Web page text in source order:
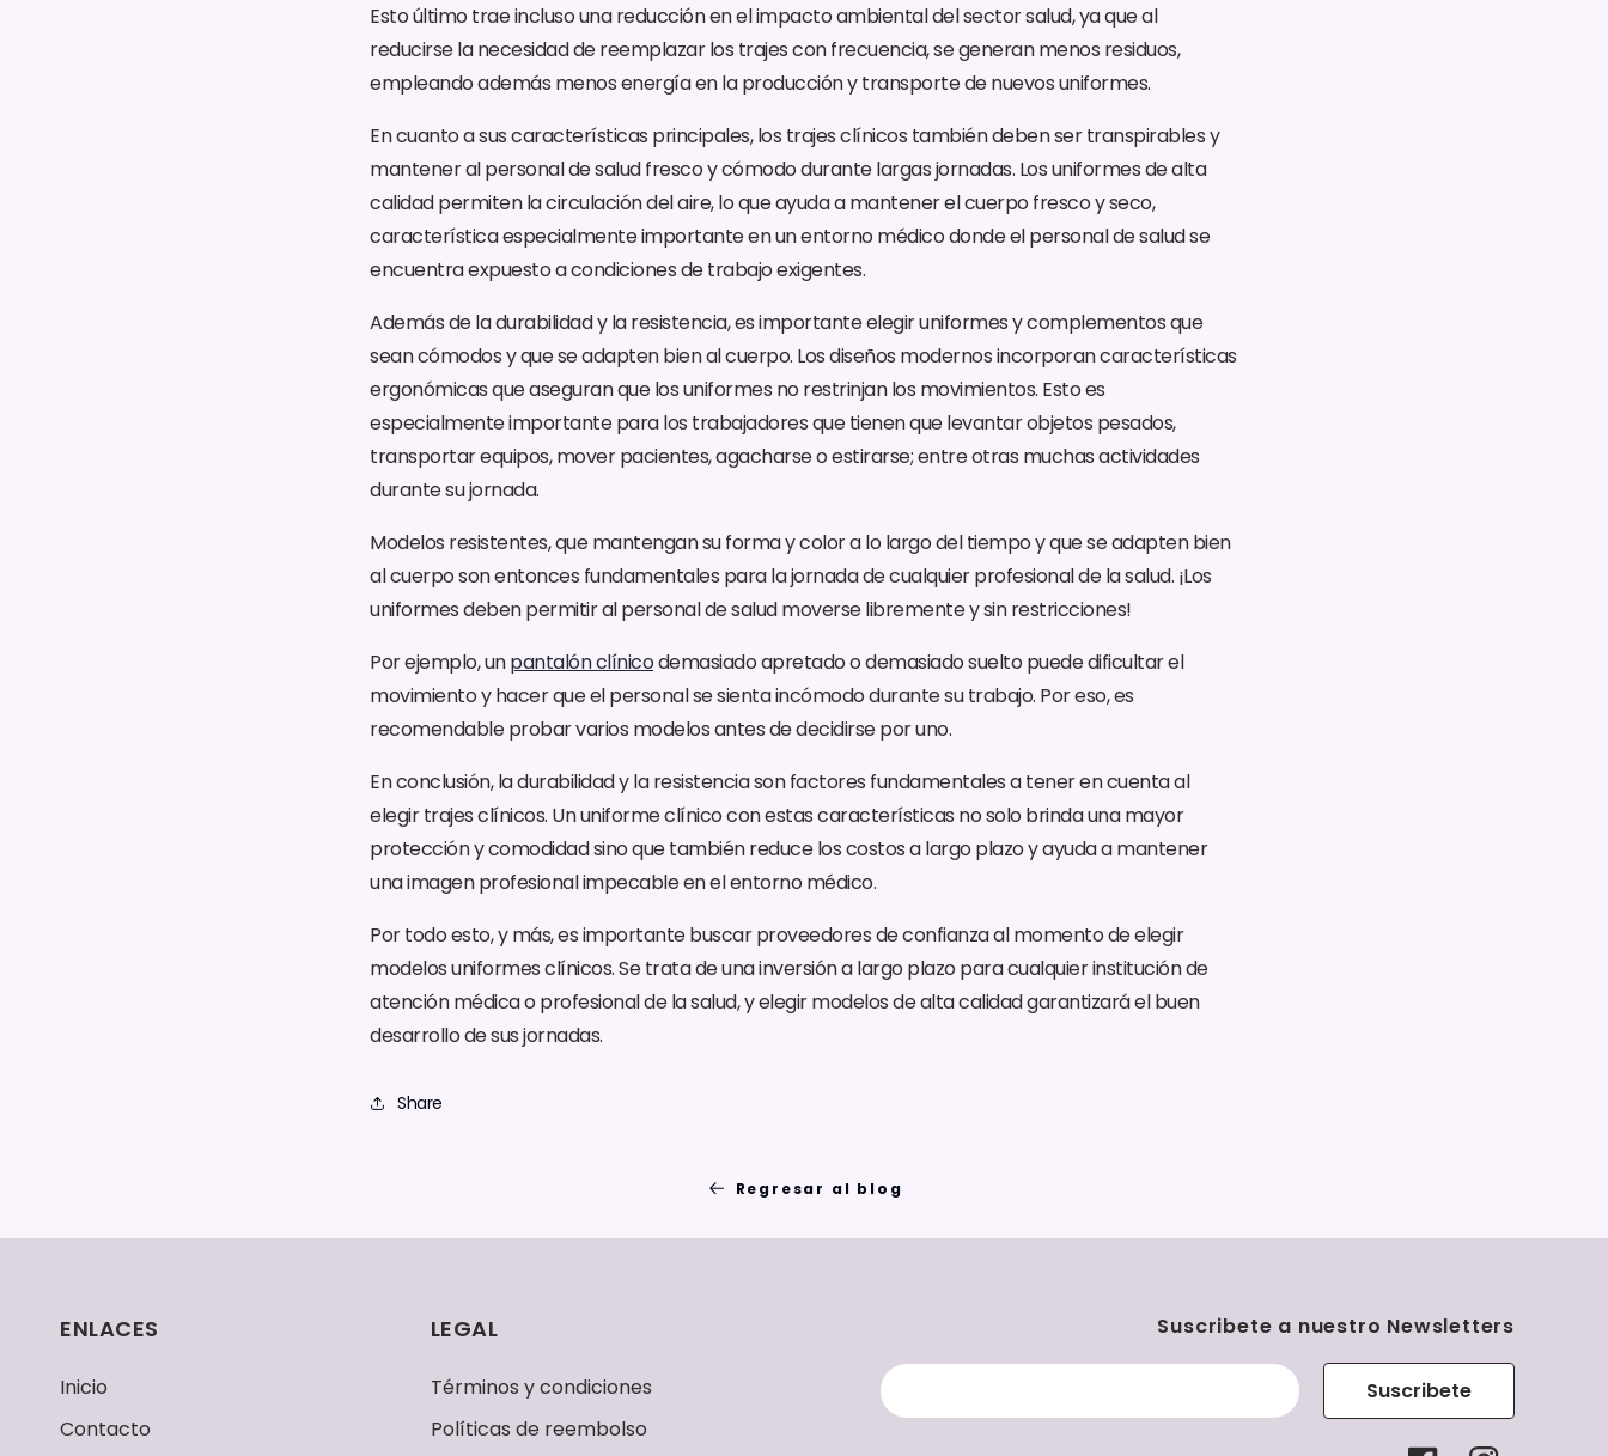
Esto último trae incluso una reducción en el impacto ambiental del sector salud, ya que al
reducirse la necesidad de reemplazar los trajes con frecuencia, se generan menos residuos,
empleando además menos energía en la producción y transporte de nuevos uniformes.
En cuanto a sus características principales, los trajes clínicos también deben ser transpirables y
mantener al personal de salud fresco y cómodo durante largas jornadas. Los uniformes de alta
calidad permiten la circulación del aire, lo que ayuda a mantener el cuerpo fresco y seco,
característica especialmente importante en un entorno médico donde el personal de salud se
encuentra expuesto a condiciones de trabajo exigentes.
Además de la durabilidad y la resistencia, es importante elegir uniformes y complementos que
sean cómodos y que se adapten bien al cuerpo. Los diseños modernos incorporan características
ergonómicas que aseguran que los uniformes no restrinjan los movimientos. Esto es
especialmente importante para los trabajadores que tienen que levantar objetos pesados,
transportar equipos, mover pacientes, agacharse o estirarse; entre otras muchas actividades
durante su jornada.
Modelos resistentes, que mantengan su forma y color a lo largo del tiempo y que se adapten bien
al cuerpo son entonces fundamentales para la jornada de cualquier profesional de la salud. ¡Los
uniformes deben permitir al personal de salud moverse libremente y sin restricciones!
Por ejemplo, unpantalón clínicodemasiado apretado o demasiado suelto puede dificultar el
movimiento y hacer que el personal se sienta incómodo durante su trabajo. Por eso, es
recomendable probar varios modelos antes de decidirse por uno.
En conclusión, la durabilidad y la resistencia son factores fundamentales a tener en cuenta al
elegir trajes clínicos. Un uniforme clínico con estas características no solo brinda una mayor
protección y comodidad sino que también reduce los costos a largo plazo y ayuda a mantener
una imagen profesional impecable en el entorno médico.
Por todo esto, y más, es importante buscar proveedores de confianza al momento de elegir
modelos uniformes clínicos. Se trata de una inversión a largo plazo para cualquier institución de
atención médica o profesional de la salud, y elegir modelos de alta calidad garantizará el buen
desarrollo de sus jornadas.
Share
Regresar al blog
ENLACES
Inicio
Contacto
LEGAL
Términos y condiciones
Políticas de reembolso
Suscribete a nuestro Newsletters
Suscribete